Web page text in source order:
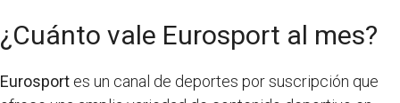
¿Cuánto vale Eurosport al mes?
Eurosport es un canal de deportes por suscripción que